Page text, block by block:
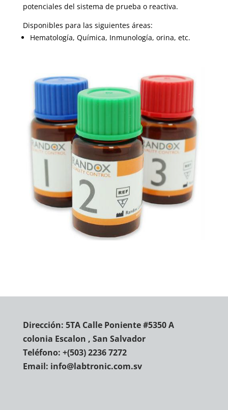
potenciales del sistema de prueba o reactiva.
Disponibles para las siguientes áreas:
Hematología, Química, Inmunología, orina, etc.
Dirección: 5TA Calle Poniente #5350 A
colonia Escalon , San Salvador
Teléfono: +(503) 2236 7272
Email: info@labtronic.com.sv